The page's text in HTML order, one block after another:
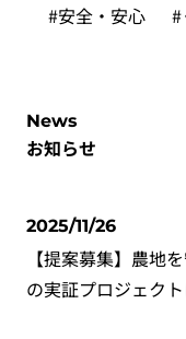
#安全・安心 #
News
お知らせ
2025/11/26
【提案募集】農地
の実証プロジェク